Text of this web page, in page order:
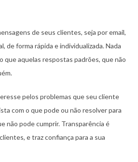
de seus clientes, seja por email,
de forma rápida e individualizada. Nada
que aquelas respostas padrões, que não
pelos problemas que seu cliente
com o que pode ou não resolver para
não pode cumprir. Transparência é
e traz confiança para a sua